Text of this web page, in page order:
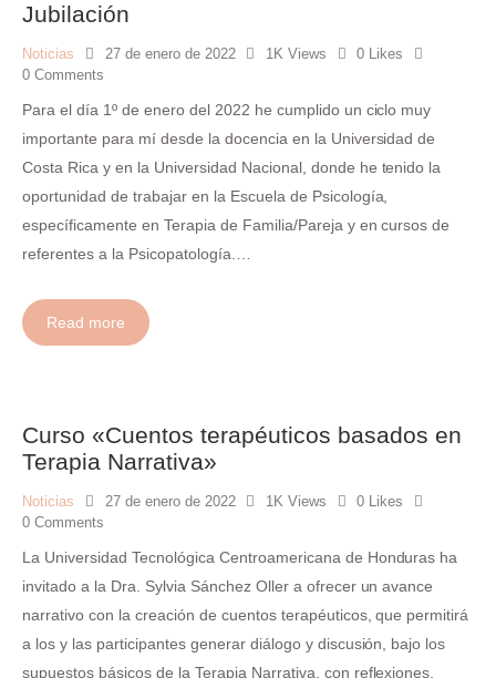
Jubilación
Noticias 27 de enero de 2022 1K Views 0 Likes
0 Comments
Para el día 1º de enero del 2022 he cumplido un ciclo muy
importante para mí desde la docencia en la Universidad de
Costa Rica y en la Universidad Nacional, donde he tenido la
oportunidad de trabajar en la Escuela de Psicología,
específicamente en Terapia de Familia/Pareja y en cursos de
referentes a la Psicopatología.…
Read more
Curso «Cuentos terapéuticos basados en
Terapia Narrativa»
Noticias 27 de enero de 2022 1K Views 0 Likes
0 Comments
La Universidad Tecnológica Centroamericana de Honduras ha
invitado a la Dra. Sylvia Sánchez Oller a ofrecer un avance
narrativo con la creación de cuentos terapéuticos, que permitirá
a los y las participantes generar diálogo y discusión, bajo los
supuestos básicos de la Terapia Narrativa, con reflexiones,